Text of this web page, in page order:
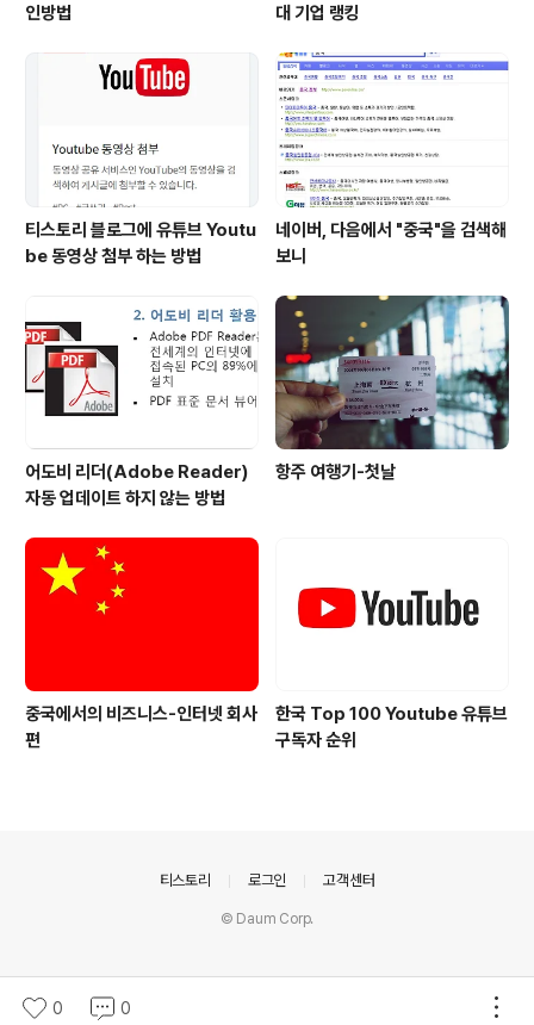
인방법
대 기업 랭킹
티스토리 블로그에 유튜브 Youtu
be 동영상 첨부 하는 방법
네이버, 다음에서 "중국"을 검색해
보니
어도비 리더(Adobe Reader)
자동 업데이트 하지 않는 방법
항주 여행기-첫날
중국에서의 비즈니스-인터넷 회사
편
한국 Top 100 Youtube 유튜브
구독자 순위
0 0
티스토리 로그인 고객센터
© Daum Corp.